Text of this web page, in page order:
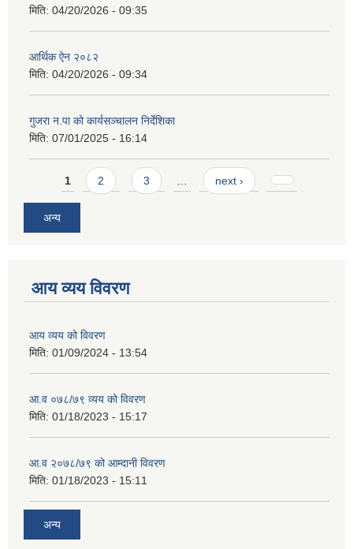
मिति: 04/20/2026 - 09:35
आर्थिक ऐन २०८२
मिति: 04/20/2026 - 09:34
गुजरा न.पा को कार्यसञ्चालन निर्देशिका
मिति: 07/01/2025 - 16:14
Pages
1 2 3 … next ›
अन्य
आय व्यय विवरण
आय व्यय को विवरण
मिति: 01/09/2024 - 13:54
आ.व ०७८/७९ व्यय को विवरण
मिति: 01/18/2023 - 15:17
आ.व २०७८/७९ को आम्दानी विवरण
मिति: 01/18/2023 - 15:11
अन्य